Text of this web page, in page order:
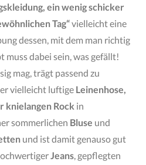
ein wenig schicker
Tag“vielleicht eine
dessen, mit dem man richtig
muss dabei sein, was gefällt!
mag, trägt passend zu
vielleicht luftige Leinenhose,
knielangen Rock in
sommerlichen Bluse und
und ist damit genauso gut
Jeans, gepflegten